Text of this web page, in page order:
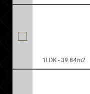
1LDK - 39.84m2